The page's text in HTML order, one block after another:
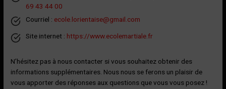
69 43 44 00
Courriel : ecole.lorientaise@gmail.com
Site internet : https://www.ecolemartiale.fr
N’hésitez pas à nous contacter si vous souhaitez obtenir des
informations supplémentaires. Nous nous se ferons un plaisir de
vous apporter des réponses aux questions que vous vous posez !